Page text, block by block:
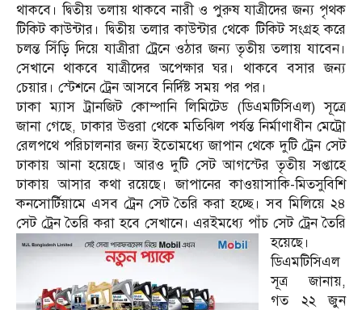
থাকবে। দ্বিতীয় তলায় থাকবে নারী ও পুরুষ যাত্রীদের জন্য পৃথক
টিকিট কাউন্টার। দ্বিতীয় তলার কাউন্টার থেকে টিকিট সংগ্রহ করে
চলন্ত সিঁড়ি দিয়ে যাত্রীরা ট্রেনে ওঠার জন্য তৃতীয় তলায় যাবেন।
সেখানে থাকবে যাত্রীদের অপেক্ষার ঘর। থাকবে বসার জন্য
চেয়ার। স্টেশনে ট্রেন আসবে নির্দিষ্ট সময় পর পর।
ঢাকা ম্যাস ট্রানজিট কোম্পানি লিমিটেড (ডিএমটিসিএল) সূত্রে
জানা গেছে, ঢাকার উত্তরা থেকে মতিঝিল পর্যন্ত নির্মাণাধীন মেট্রো
রেলপথে পরিচালনার জন্য ইতোমধ্যে জাপান থেকে দুটি ট্রেন সেট
ঢাকায় আনা হয়েছে। আরও দুটি সেট আগস্টের তৃতীয় সপ্তাহে
ঢাকায় আসার কথা রয়েছে। জাপানের কাওয়াসাকি-মিতসুবিশি
কনসোর্টিয়ামে এসব ট্রেন সেট তৈরি করা হচ্ছে। সব মিলিয়ে ২৪
সেট ট্রেন তৈরি করা হবে সেখানে। এরইমধ্যে পাঁচ সেট ট্রেন তৈরি
হয়েছে।
ডিএমটিসিএল
সূত্র জানায়,
গত ২২ জুন